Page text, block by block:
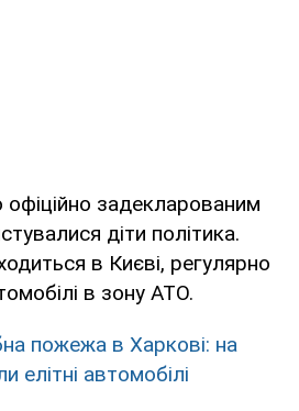
офіційно задекларованим
діти політика.
в Києві, регулярно
в зону АТО.
пожежа в Харкові: на
елітні автомобілі